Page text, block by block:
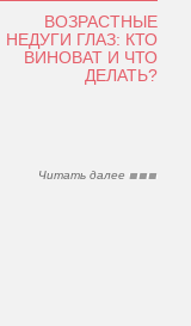
ВОЗРАСТНЫЕ
НЕДУГИ ГЛАЗ: КТО
ВИНОВАТ И ЧТО
ДЕЛАТЬ?
Читать далее